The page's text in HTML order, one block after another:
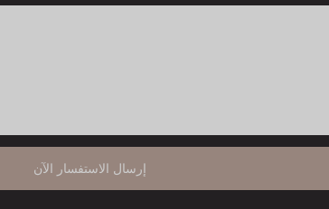
إرسال الاستفسار الآن